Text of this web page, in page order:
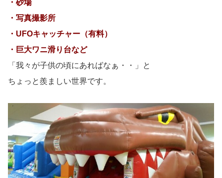
・砂場
・写真撮影所
・UFOキャッチャー（有料）
・巨大ワニ滑り台など
「我々が子供の頃にあればなぁ・・」と
ちょっと羨ましい世界です。